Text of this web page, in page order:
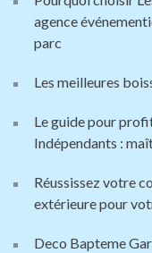
agence
parc
Les meilleures
Le guide pour
Indépendants :
Réussissez votre
extérieure pour
Deco Bapteme